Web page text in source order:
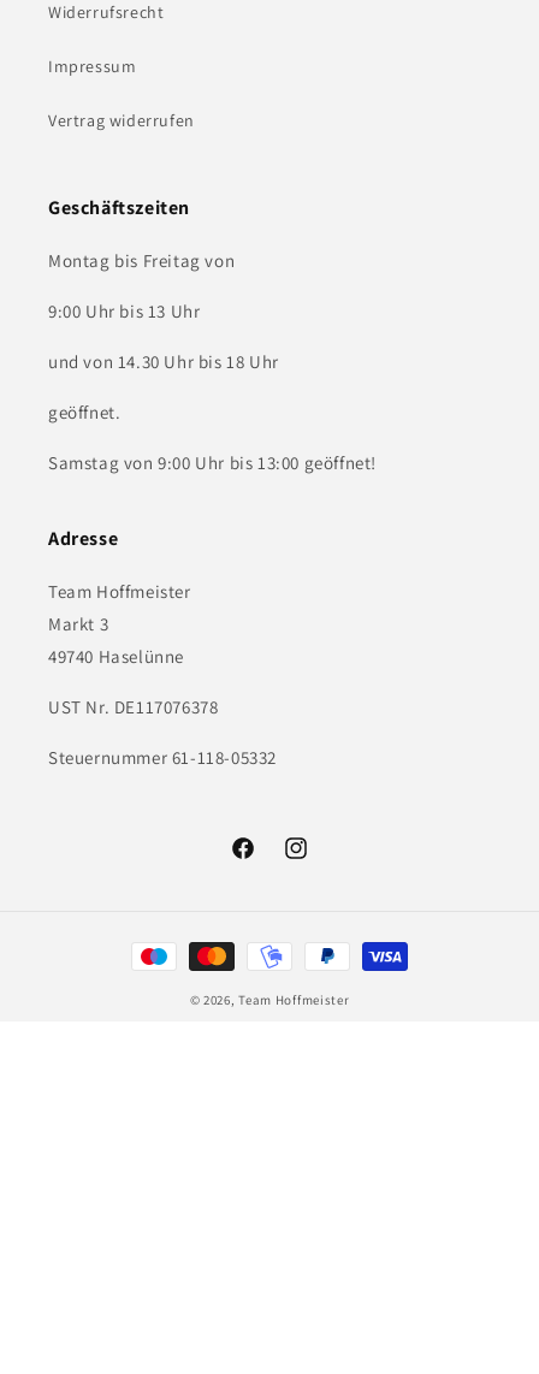
Widerrufsrecht
Impressum
Vertrag widerrufen
Geschäftszeiten
Montag bis Freitag von
9:00 Uhr bis 13 Uhr
und von 14.30 Uhr bis 18 Uhr
geöffnet.
Samstag von 9:00 Uhr bis 13:00 geöffnet!
Adresse
Team Hoffmeister
Markt 3
49740 Haselünne
UST Nr. DE117076378
Steuernummer 61-118-05332
FacebookInstagram
Zahlungsmethoden
© 2026,Team Hoffmeister